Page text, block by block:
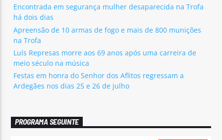
Encontrada em segurança mulher desaparecida na Trofa
há dois dias
Apreensão de 10 armas de fogo e mais de 800 munições
na Trofa
Luís Represas morre aos 69 anos após uma carreira de
meio século na música
Festas em honra do Senhor dos Aflitos regressam a
Ardegães nos dias 25 e 26 de julho
PROGRAMA SEGUINTE